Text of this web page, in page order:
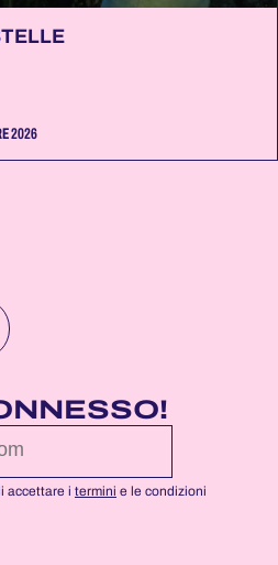
2026
accettare i termini e le condizioni